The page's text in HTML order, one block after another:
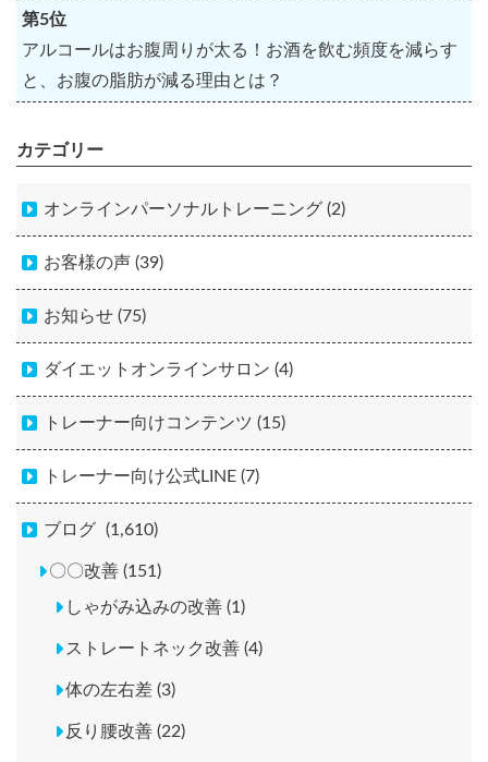
第5位
アルコールはお腹周りが太る！お酒を飲む頻度を減らす
と、お腹の脂肪が減る理由とは？
カテゴリー
オンラインパーソナルトレーニング (2)
お客様の声 (39)
お知らせ (75)
ダイエットオンラインサロン (4)
トレーナー向けコンテンツ (15)
トレーナー向け公式LINE (7)
ブログ (1,610)
〇〇改善 (151)
しゃがみ込みの改善 (1)
ストレートネック改善 (4)
体の左右差 (3)
反り腰改善 (22)